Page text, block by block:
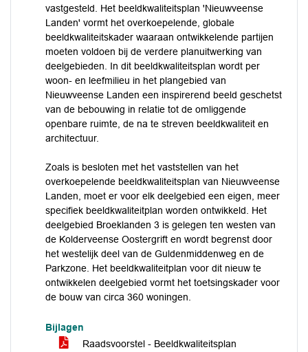
vastgesteld. Het beeldkwaliteitsplan 'Nieuwveense
Landen' vormt het overkoepelende, globale
beeldkwaliteitskader waaraan ontwikkelende partijen
moeten voldoen bij de verdere planuitwerking van
deelgebieden. In dit beeldkwaliteitsplan wordt per
woon- en leefmilieu in het plangebied van
Nieuwveense Landen een inspirerend beeld geschetst
van de bebouwing in relatie tot de omliggende
openbare ruimte, de na te streven beeldkwaliteit en
architectuur.
Zoals is besloten met het vaststellen van het
overkoepelende beeldkwaliteitsplan van Nieuwveense
Landen, moet er voor elk deelgebied een eigen, meer
specifiek beeldkwaliteitplan worden ontwikkeld. Het
deelgebied Broeklanden 3 is gelegen ten westen van
de Kolderveense Oostergrift en wordt begrenst door
het westelijk deel van de Guldenmiddenweg en de
Parkzone. Het beeldkwaliteitplan voor dit nieuw te
ontwikkelen deelgebied vormt het toetsingskader voor
de bouw van circa 360 woningen.
Bijlagen
Raadsvoorstel - Beeldkwaliteitsplan